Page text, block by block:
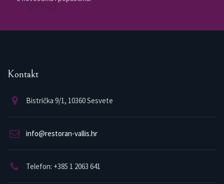
Kontakt
Bistrička 9/1, 10360 Sesvete
info@restoran-vallis.hr
Telefon: +385 1 2063 641